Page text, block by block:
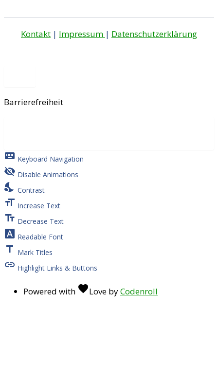
Kontakt | Impressum | Datenschutzerklärung
Barrierefreiheit
keyboard Keyboard Navigation
visibility_off Disable Animations
nights_stay Contrast
format_size Increase Text
text_fields Decrease Text
font_download Readable Font
title Mark Titles
link Highlight Links & Buttons
Powered with favoriteLove byCodenroll